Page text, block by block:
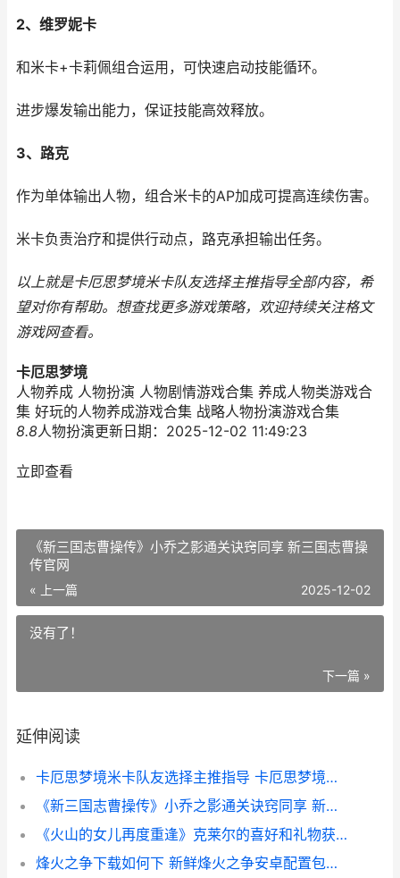
2、维罗妮卡
和米卡+卡莉佩组合运用，可快速启动技能循环。
进步爆发输出能力，保证技能高效释放。
3、路克
作为单体输出人物，组合米卡的AP加成可提高连续伤害。
米卡负责治疗和提供行动点，路克承担输出任务。
以上就是卡厄思梦境米卡队友选择主推指导全部内容，希
望对你有帮助。 想查找更多游戏策略，欢迎持续关注格文
游戏网查看。
卡厄思梦境
人物养成 人物扮演 人物剧情游戏合集 养成人物类游戏合
集 好玩的人物养成游戏合集 战略人物扮演游戏合集
8.8人物扮演更新日期：2025-12-02 11:49:23
立即查看
《新三国志曹操传》小乔之影通关诀窍同享 新三国志曹操
传官网
« 上一篇 2025-12-02
没有了！
下一篇 »
延伸阅读
卡厄思梦境米卡队友选择主推指导 卡厄思梦境米卡伙伴
《新三国志曹操传》小乔之影通关诀窍同享 新三国志曹操传官网
《火山的女儿再度重逢》克莱尔的喜好和礼物获取途径同享 火山的女儿再度重逢破解版
烽火之争下载如何下 新鲜烽火之争安卓配置包下载地址盘点 烽火之下免费下载